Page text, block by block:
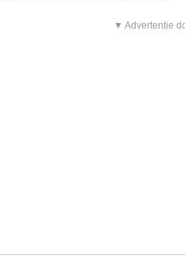
▼ Advertentie